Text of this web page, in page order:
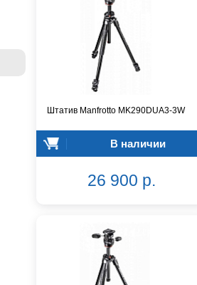
Штатив Manfrotto MK290DUA3-3W
В наличии
26 900 р.